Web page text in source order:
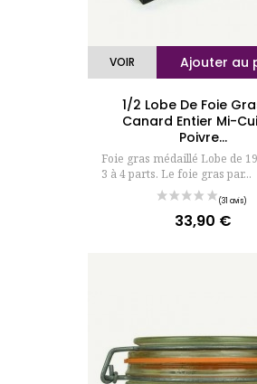
Ajouter au
VOIR
1/2 Lobe De Foie
Canard Entier Mi-
Poivre...
Foie gras médaillé Lobe de
3 à 4 parts. Le foie gras par...
Prix
33,90 €